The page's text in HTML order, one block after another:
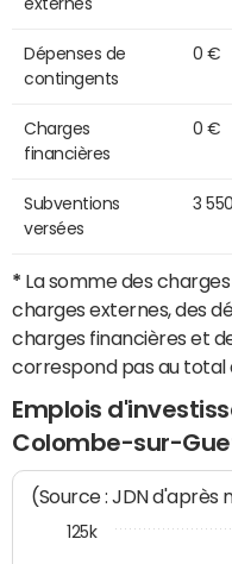
externes
Dépenses de
contingents
0 €
Charges
financières
0 €
Subventions
versées
3
* La somme des
charges externes, des
charges financières et
correspond pas au total
Emplois
Colombe-sur-
(Source : JDN d'après
125k